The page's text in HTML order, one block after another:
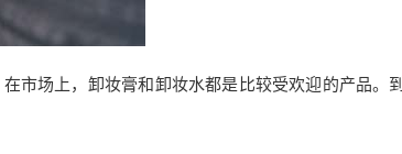
市场上，卸妆膏和卸妆水都是比较受欢迎的产品。到